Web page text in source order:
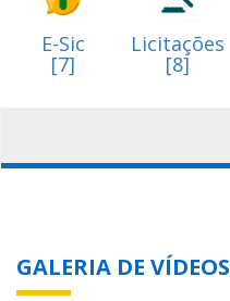
E-Sic
[7]
Licitações
[8]
GALERIA DE VÍDEOS